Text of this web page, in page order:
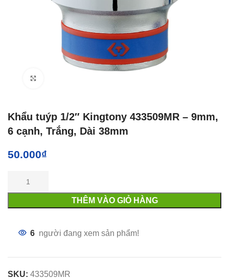
Khẩu tuýp 1/2″ Kingtony 433509MR – 9mm,
6 cạnh, Trắng, Dài 38mm
50.000₫
THÊM VÀO GIỎ HÀNG
6 người đang xem sản phẩm!
SKU: 433509MR